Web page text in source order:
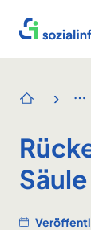
Sozialinfo
Startseite
›